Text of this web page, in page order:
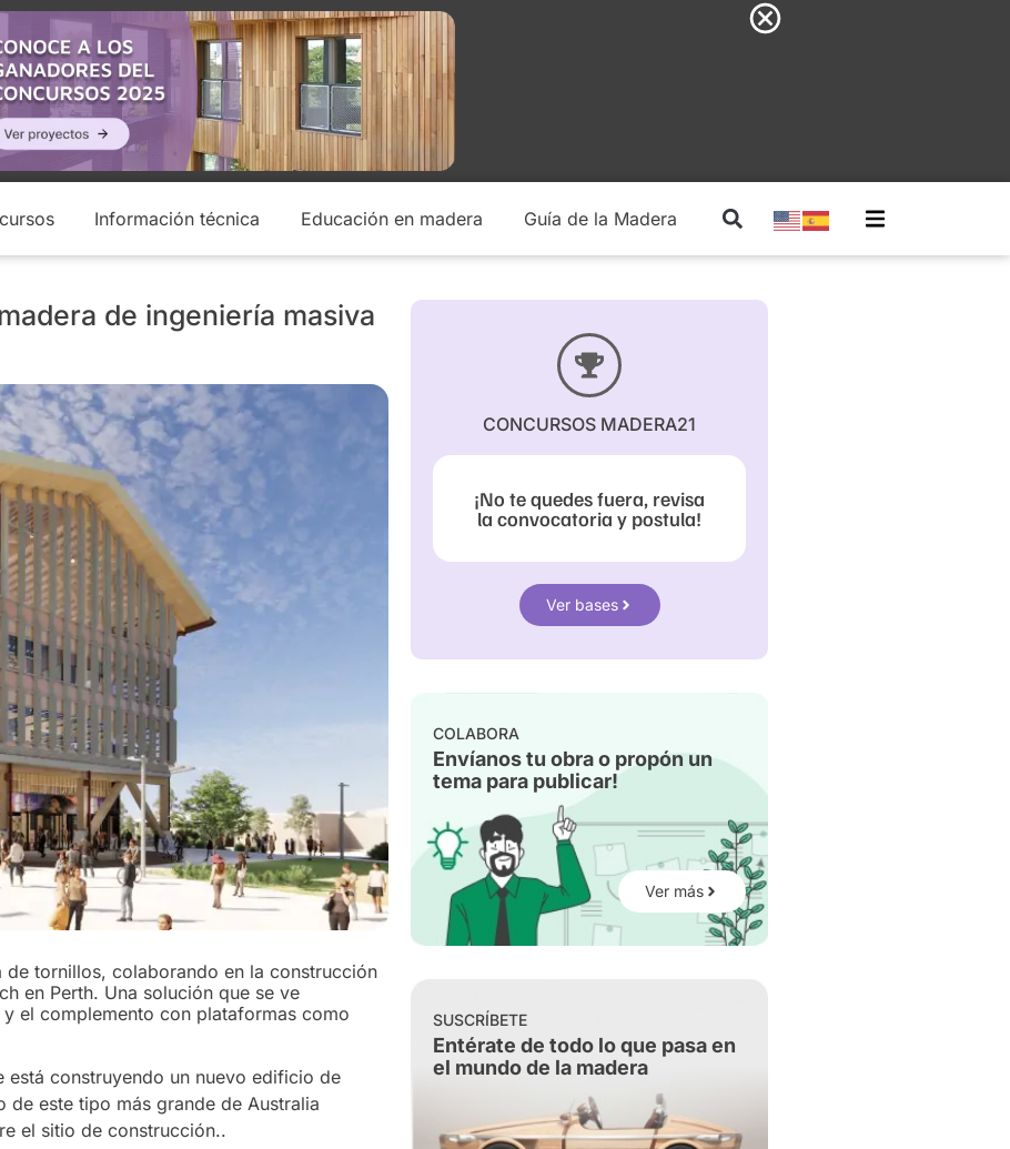
Información técnica Educación en madera Guía de la Madera
de ingeniería masiva
tornillos, colaborando en la construcción
en Perth. Una solución que se ve
el complemento con plataformas como
está construyendo un nuevo edificio de
este tipo más grande de Australia
el sitio de construcción..
CONCURSOS MADERA21
¡No te quedes fuera, revisa
la convocatoria y postula!
Ver bases
COLABORA
Envíanos tu obra o propón un
tema para publicar!
Ver más
SUSCRÍBETE
Entérate de todo lo que pasa en
el mundo de la madera